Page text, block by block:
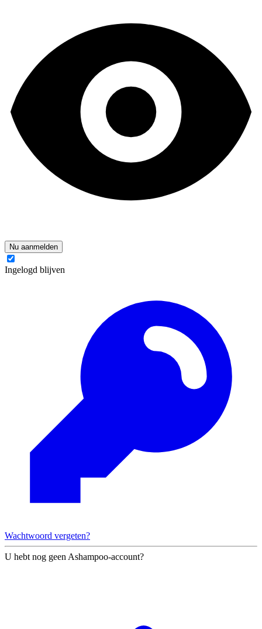
Nu aanmelden
Ingelogd blijven
Wachtwoord vergeten?
U hebt nog geen Ashampoo-account?